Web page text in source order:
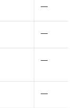
—
—
—
—